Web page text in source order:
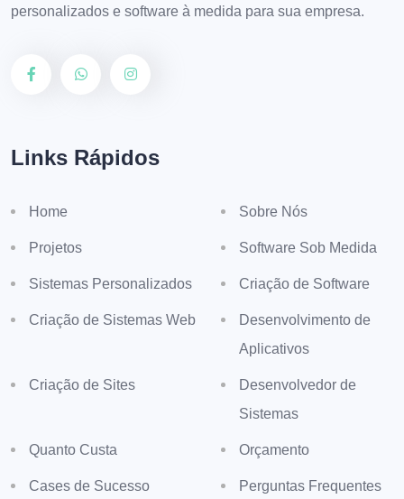
personalizados e software à medida para sua empresa.
Links Rápidos
Home Sobre Nós
Projetos Software Sob Medida
Sistemas Personalizados Criação de Software
Criação de Sistemas Web
Desenvolvimento de
Aplicativos
Criação de Sites
Desenvolvedor de
Sistemas
Quanto Custa Orçamento
Cases de Sucesso Perguntas Frequentes